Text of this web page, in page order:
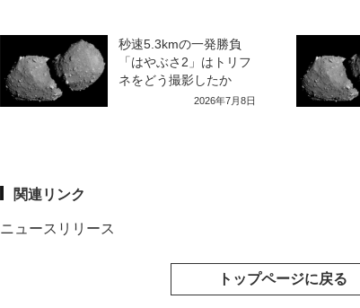
秒速5.3kmの一発勝負
「はやぶさ2」はトリフ
ネをどう撮影したか
2026年7月8日
関連リンク
ニュースリリース
トップページに戻る